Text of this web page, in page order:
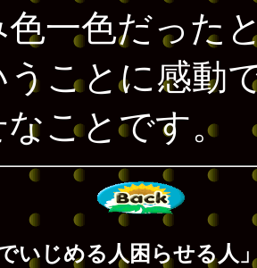
一色だった
ことに感動
ことです。
いじめる人困らせる人